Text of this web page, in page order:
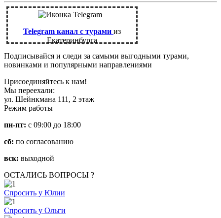
Telegram канал с турами из
Екатеринбурга
Подписывайся и следи за самыми выгодными турами,
новинками и популярными направлениями
Присоединяйтесь к нам!
Мы переехали:
ул. Шейнкмана 111, 2 этаж
Режим работы
пн-пт: с 09:00 до 18:00
сб: по согласованию
вск: выходной
ОСТАЛИСЬ ВОПРОСЫ ?
Спросить у Юлии
Спросить у Ольги